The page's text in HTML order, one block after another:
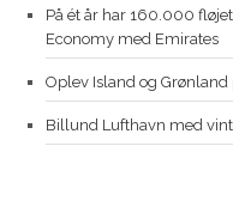
På ét år har 160.000
Economy med Emirates
Oplev Island og
Billund Lufthavn med